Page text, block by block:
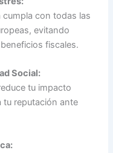
con todas las
evitando
fiscales.
Social:
tu impacto
tu reputación ante